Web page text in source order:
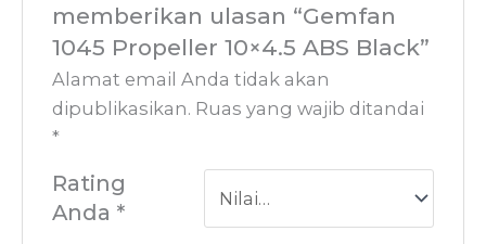
memberikan ulasan “Gemfan
1045 Propeller 10×4.5 ABS Black”
Alamat email Anda tidak akan
dipublikasikan. Ruas yang wajib ditandai
*
Rating
Anda *